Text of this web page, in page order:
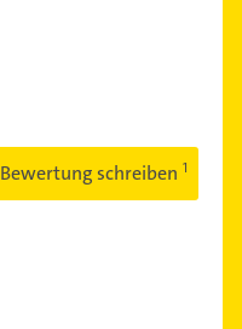
Bewertung schreiben